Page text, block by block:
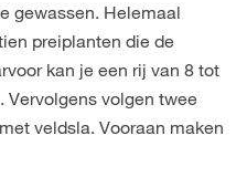
gewassen. Helemaal
preiplanten die de
kan je een rij van 8 tot
Vervolgens volgen twee
veldsla. Vooraan maken